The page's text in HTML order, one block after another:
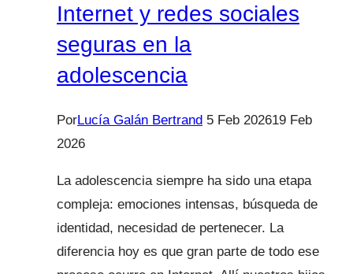
Internet y redes sociales
seguras en la
adolescencia
PorLucía Galán Bertrand 5 Feb 202619 Feb
2026
La adolescencia siempre ha sido una etapa
compleja: emociones intensas, búsqueda de
identidad, necesidad de pertenecer. La
diferencia hoy es que gran parte de todo ese